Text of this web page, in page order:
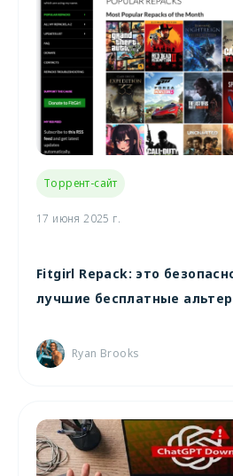
Торрент-сайт
17 июня 2025 г.
Fitgirl Repack: это
лучшие бесплатные
Ryan Brooks